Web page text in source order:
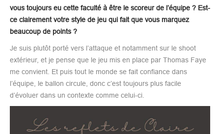
vous toujours eu cette faculté à être le scoreur de l’équipe ? Est-
ce clairement votre style de jeu qui fait que vous marquez
beaucoup de points ?
Je suis plutôt porté vers l’attaque et notamment sur le shoot
extérieur, et je pense que le jeu mis en place par Thomas Faye
me convient. Et puis tout le monde se fait confiance dans
l’équipe, le ballon circule, donc c’est toujours plus facile
d’évoluer dans un contexte comme celui-ci.